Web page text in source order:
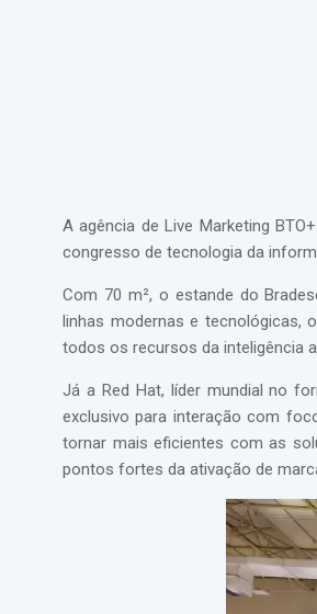
A agência de Live Marketing
congresso de tecnologia da
Com 70 m², o estande do
linhas modernas e tecnológicas,
todos os recursos da inteligência
Já a Red Hat, líder mundial no
exclusivo para interação com
tornar mais eficientes com as
pontos fortes da ativação de